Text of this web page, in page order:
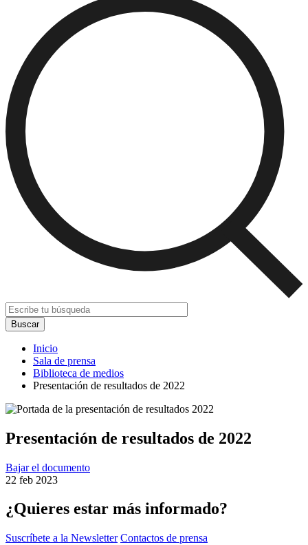
Inicio
Sala de prensa
Biblioteca de medios
Presentación de resultados de 2022
Presentación de resultados de 2022
Bajar el documento
22 feb 2023
¿Quieres estar más informado?
Suscríbete a la Newsletter Contactos de prensa